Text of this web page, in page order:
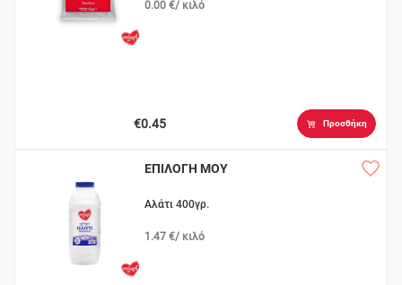
0.00 €/ κιλό
€0.45 Προσθήκη
ΕΠΙΛΟΓΗ ΜΟΥ
Αλάτι 400γρ.
1.47 €/ κιλό